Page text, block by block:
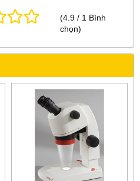
(4.9 / 1 Bình
chọn)